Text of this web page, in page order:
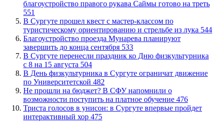
благоустройство правого рукава Саймы готово на треть
551
В Сургуте прошел квест с мастер-классом по
туристическому ориентированию и стрельбе из лука 544
Благоустройство проезда Мунарева планируют
завершить до конца сентября 533
​В Сургуте перенесли праздник ко Дню физкультурника
с 8 на 15 августа 504
​В День физкультурника в Сургуте ограничат движение
по Университетской 482
Не прошли на бюджет? В СФУ напомнили о
возможности поступить на платное обучение 476
​Триста голосов в унисон: в Сургуте впервые пройдет
интерактивный хор 475